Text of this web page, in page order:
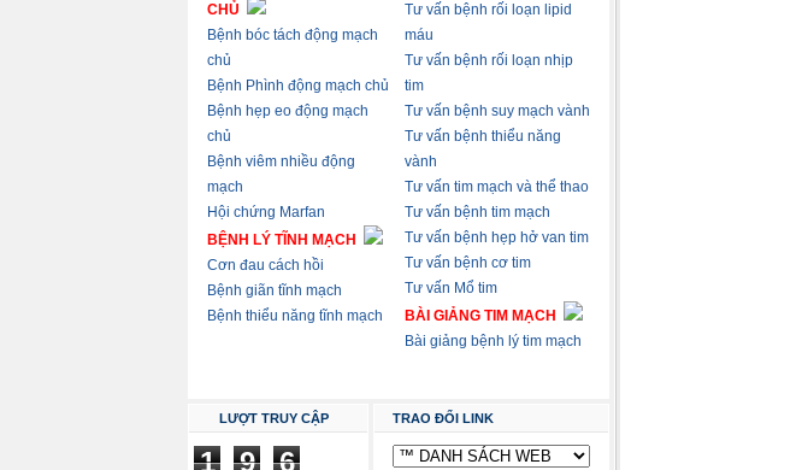
CHỦ
Bệnh bóc tách động mạch
chủ
Bệnh Phình động mạch chủ
Bệnh hẹp eo động mạch
chủ
Bệnh viêm nhiều động
mạch
Hội chứng Marfan
BỆNH LÝ TĨNH MẠCH
Cơn đau cách hồi
Bệnh giãn tĩnh mạch
Bệnh thiểu năng tĩnh mạch
Tư vấn bệnh rối loạn lipid
máu
Tư vấn bệnh rối loạn nhịp
tim
Tư vấn bệnh suy mạch vành
Tư vấn bệnh thiểu năng
vành
Tư vấn tim mạch và thể thao
Tư vấn bệnh tim mạch
Tư vấn bệnh hẹp hở van tim
Tư vấn bệnh cơ tim
Tư vấn Mổ tim
BÀI GIẢNG TIM MẠCH
Bài giảng bệnh lý tim mạch
LƯỢT TRUY CẬP
1 9 6
TRAO ĐỔI LINK